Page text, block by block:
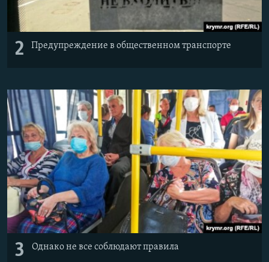
2 Предупреждение в общественном транспорте
3 Однако не все соблюдают правила